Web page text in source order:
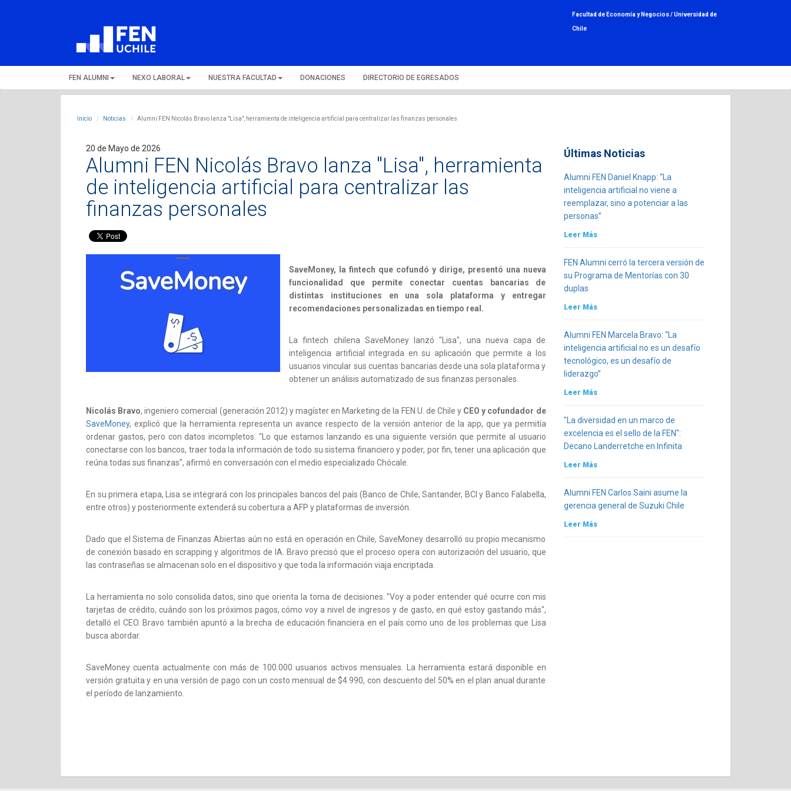
Facultad de Economía y Negocios /Universidad de
Chile
FEN ALUMNI NEXO LABORAL NUESTRA FACULTAD DONACIONES DIRECTORIO DE EGRESADOS
Inicio Noticias Alumni FEN Nicolás Bravo lanza "Lisa", herramienta de inteligencia artificial para centralizar las finanzas personales
20 de Mayo de 2026
Alumni FEN Nicolás Bravo lanza "Lisa", herramienta
de inteligencia artificial para centralizar las
finanzas personales
SaveMoney, la fintech que cofundó y dirige, presentó una nueva
funcionalidad que permite conectar cuentas bancarias de
distintas instituciones en una sola plataforma y entregar
recomendaciones personalizadas en tiempo real.
La fintech chilena SaveMoney lanzó "Lisa", una nueva capa de
inteligencia artificial integrada en su aplicación que permite a los
usuarios vincular sus cuentas bancarias desde una sola plataforma y
obtener un análisis automatizado de sus finanzas personales.
Nicolás Bravo, ingeniero comercial (generación 2012) y magíster en Marketing de la FEN U. de Chile y CEO y cofundador de
SaveMoney, explicó que la herramienta representa un avance respecto de la versión anterior de la app, que ya permitía
ordenar gastos, pero con datos incompletos. "Lo que estamos lanzando es una siguiente versión que permite al usuario
conectarse con los bancos, traer toda la información de todo su sistema financiero y poder, por fin, tener una aplicación que
reúna todas sus finanzas", afirmó en conversación con el medio especializado Chócale.
En su primera etapa, Lisa se integrará con los principales bancos del país (Banco de Chile, Santander, BCI y Banco Falabella,
entre otros) y posteriormente extenderá su cobertura a AFP y plataformas de inversión.
Dado que el Sistema de Finanzas Abiertas aún no está en operación en Chile, SaveMoney desarrolló su propio mecanismo
de conexión basado en scrapping y algoritmos de IA. Bravo precisó que el proceso opera con autorización del usuario, que
las contraseñas se almacenan solo en el dispositivo y que toda la información viaja encriptada.
La herramienta no solo consolida datos, sino que orienta la toma de decisiones. "Voy a poder entender qué ocurre con mis
tarjetas de crédito, cuándo son los próximos pagos, cómo voy a nivel de ingresos y de gasto, en qué estoy gastando más",
detalló el CEO. Bravo también apuntó a la brecha de educación financiera en el país como uno de los problemas que Lisa
busca abordar.
SaveMoney cuenta actualmente con más de 100.000 usuarios activos mensuales. La herramienta estará disponible en
versión gratuita y en una versión de pago con un costo mensual de $4.990, con descuento del 50% en el plan anual durante
el período de lanzamiento.
Últimas Noticias
Alumni FEN Daniel Knapp: “La
inteligencia artificial no viene a
reemplazar, sino a potenciar a las
personas”
Leer Más
FEN Alumni cerró la tercera versión de
su Programa de Mentorías con 30
duplas
Leer Más
Alumni FEN Marcela Bravo: “La
inteligencia artificial no es un desafío
tecnológico, es un desafío de
liderazgo”
Leer Más
"La diversidad en un marco de
excelencia es el sello de la FEN":
Decano Landerretche en Infinita
Leer Más
Alumni FEN Carlos Saini asume la
gerencia general de Suzuki Chile
Leer Más